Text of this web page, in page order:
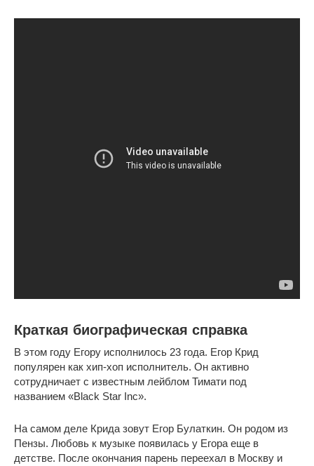
Краткая биографическая справка
В этом году Егору исполнилось 23 года. Егор Крид
популярен как хип-хоп исполнитель. Он активно
сотрудничает с известным лейблом Тимати под
названием «Black Star Inc».
На самом деле Крида зовут Егор Булаткин. Он родом из
Пензы. Любовь к музыке появилась у Егора еще в
детстве. После окончания парень переехал в Москву и